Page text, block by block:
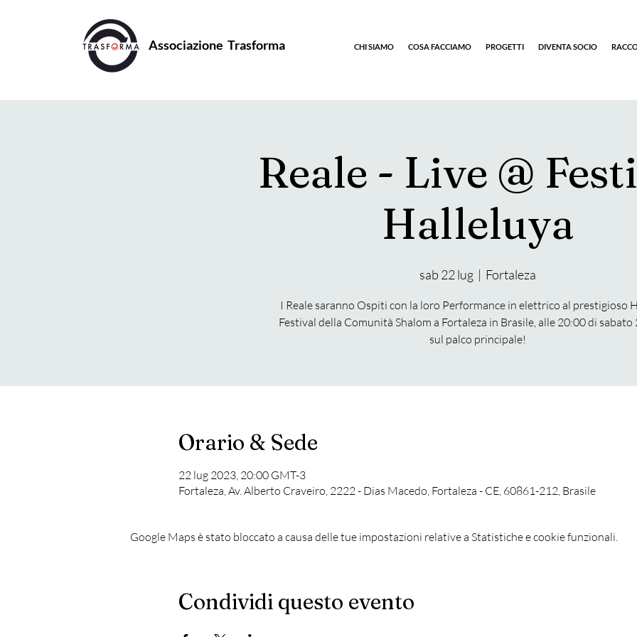
Associazione Trasforma CHI SIAMO COSA FACCIAMO PROGETTI DIVENTA SOCIO
Reale - Live @
Halleluya
sab 22 lug
  |
Fortaleza
I Reale saranno Ospiti con la loro Performance in elettrico al prestigioso
Festival della Comunità Shalom a Fortaleza in Brasile, alle 20:00 di sabato
sul palco principale!
Orario & Sede
22 lug 2023, 20:00 GMT-3
Fortaleza, Av. Alberto Craveiro, 2222 - Dias Macedo, Fortaleza - CE, 60861-212, Brasile
Google Maps è stato bloccato a causa delle tue impostazioni relative a Statistiche e cookie funzionali.
Condividi questo evento